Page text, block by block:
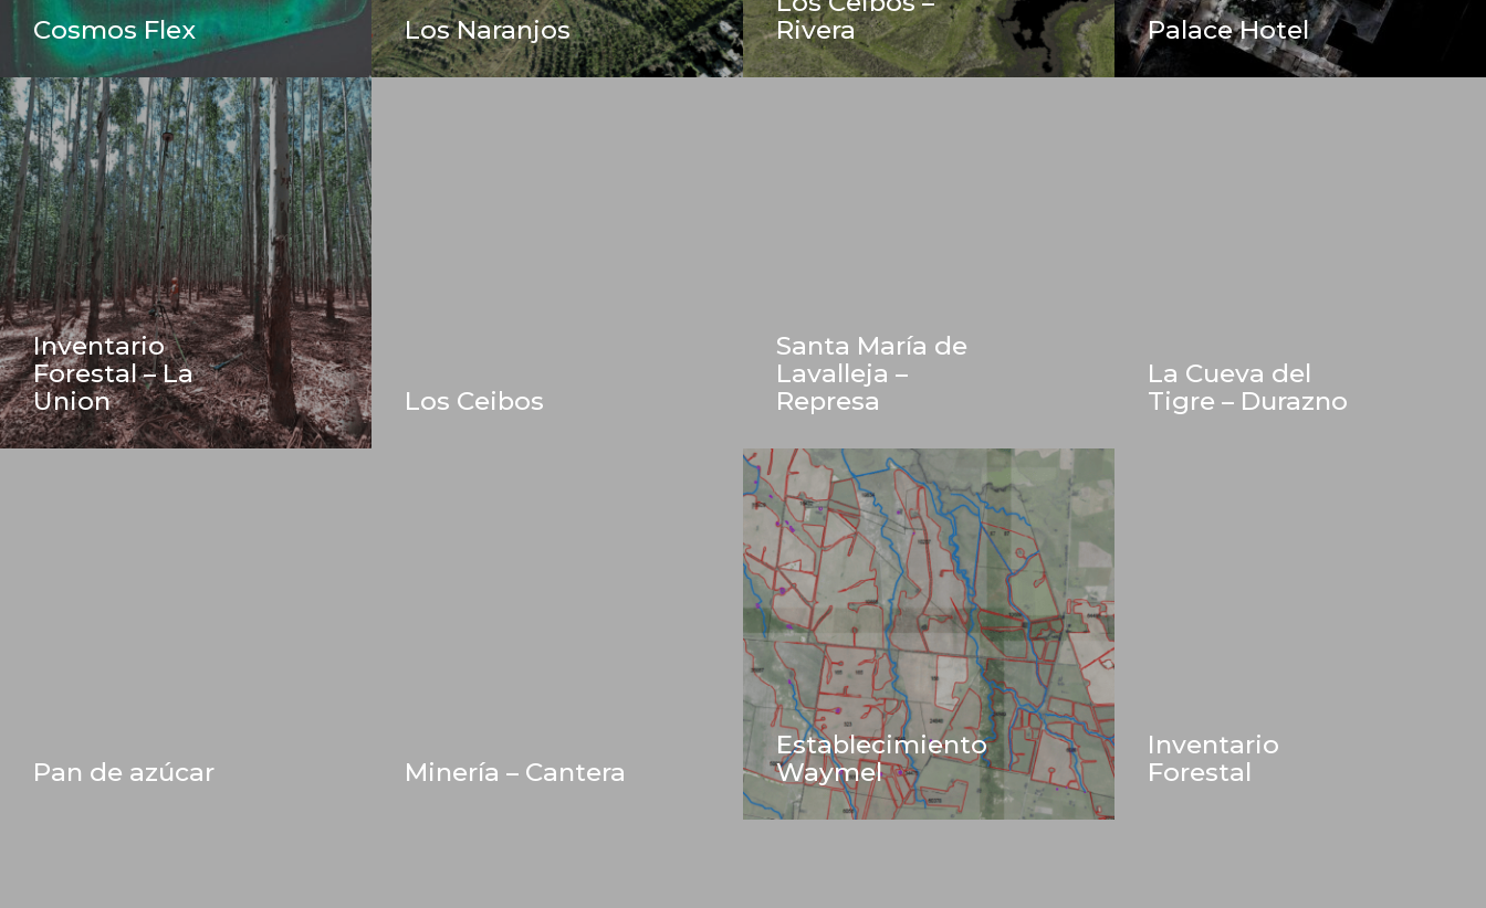
Cosmos Flex Los Naranjos
Rivera
Palace Hotel
Inventario
Forestal – La
Union
Los Ceibos
Santa María de
Lavalleja –
Represa
La Cueva del
Tigre – Durazno
Pan de azúcar Minería – Cantera
Establecimiento
Waymel
Inventario
Forestal